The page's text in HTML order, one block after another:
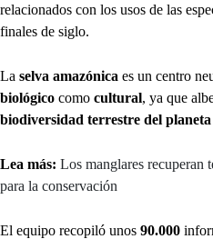
relacionados con los usos de las
finales de siglo.
La selva amazónica es un centro
biológico como cultural, ya que
biodiversidad terrestre del planeta
Lea más: Los manglares recuperan
para la conservación
El equipo recopiló unos 90.000